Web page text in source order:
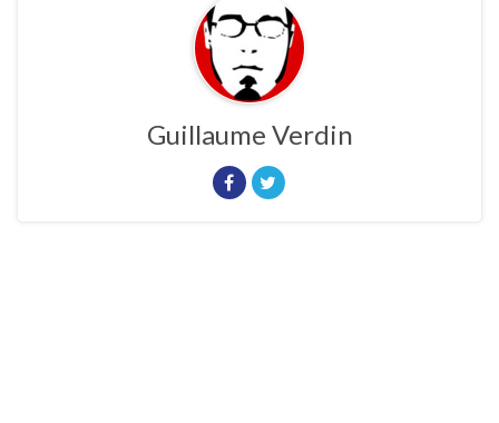
Guillaume Verdin